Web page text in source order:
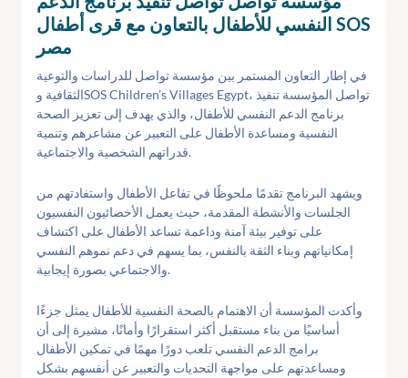
النفسي للأطفال بالتعاون مع قرى أطفال SOS
مصر
في إطار التعاون المستمر بين مؤسسة تواصل للدراسات والتوعية
الثقافية وSOS Children’s Villages Egypt، تواصل المؤسسة تنفيذ
برنامج الدعم النفسي للأطفال، والذي يهدف إلى تعزيز الصحة
النفسية ومساعدة الأطفال على التعبير عن مشاعرهم وتنمية
قدراتهم الشخصية والاجتماعية.
ويشهد البرنامج تقدمًا ملحوظًا في تفاعل الأطفال واستفادتهم من
الجلسات والأنشطة المقدمة، حيث يعمل الأخصائيون النفسيون
على توفير بيئة آمنة وداعمة تساعد الأطفال على اكتشاف
إمكانياتهم وبناء الثقة بالنفس، بما يسهم في دعم نموهم النفسي
والاجتماعي بصورة إيجابية.
وأكدت المؤسسة أن الاهتمام بالصحة النفسية للأطفال يمثل جزءًا
أساسيًا من بناء مستقبل أكثر استقرارًا وأمانًا، مشيرة إلى أن
برامج الدعم النفسي تلعب دورًا مهمًا في تمكين الأطفال
ومساعدتهم على مواجهة التحديات والتعبير عن أنفسهم بشكل